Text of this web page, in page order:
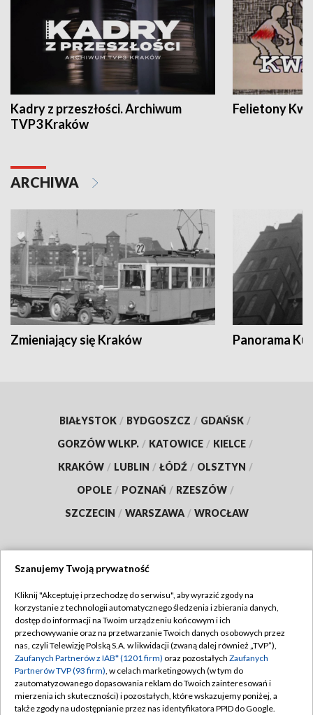
Kadry z przeszłości. Archiwum
TVP3 Kraków
Felietony
ARCHIWA
Zmieniający się Kraków Panorama
BIAŁYSTOK / BYDGOSZCZ / GDAŃSK /
GORZÓW WLKP. / KATOWICE / KIELCE /
KRAKÓW / LUBLIN / ŁÓDŹ / OLSZTYN /
OPOLE / POZNAŃ / RZESZÓW /
SZCZECIN / WARSZAWA / WROCŁAW
TVP
Abonament TVP
Emisja w TVP
Centrum informacji TVP
Naziemna Telewizja Cyfrowa
Regulamin TVP
Polityka prywatności
Moje zgody
Pomoc
Szanujemy Twoją prywatność
Kliknij "Akceptuję i przechodzę do serwisu", aby wyrazić zgody na
korzystanie z technologii automatycznego śledzenia i zbierania danych,
dostęp do informacji na Twoim urządzeniu końcowym i ich
przechowywanie oraz na przetwarzanie Twoich danych osobowych przez
nas, czyli Telewizję Polską S.A. w likwidacji (zwaną dalej również „TVP”),
Zaufanych Partnerów z IAB* (1201 firm) oraz pozostałych Zaufanych
Partnerów TVP (93 firm), w celach marketingowych (w tym do
zautomatyzowanego dopasowania reklam do Twoich zainteresowań i
mierzenia ich skuteczności) i pozostałych, które wskazujemy poniżej, a
także zgody na udostępnianie przez nas identyfikatora PPID do Google.